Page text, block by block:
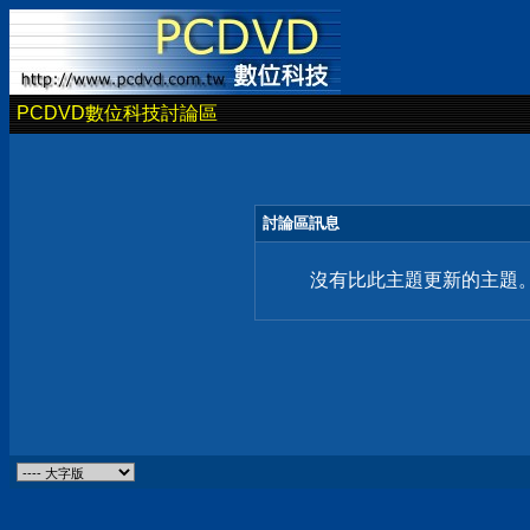
PCDVD數位科技討論區
討論區訊息
沒有比此主題更新的主題